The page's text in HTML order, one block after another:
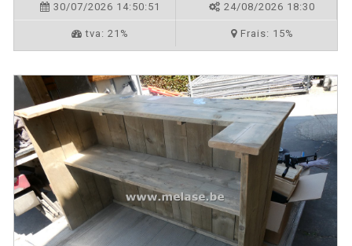
30/07/2026 14:50:51 24/08/2026 18:30
tva: 21% Frais: 15%